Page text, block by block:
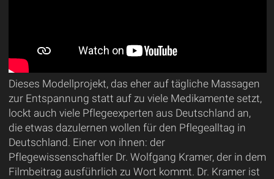
Dieses Modellprojekt, das eher auf tägliche Massagen
zur Entspannung statt auf zu viele Medikamente setzt,
lockt auch viele Pflegeexperten aus Deutschland an,
die etwas dazulernen wollen für den Pflegealltag in
Deutschland. Einer von ihnen: der
Pflegewissenschaftler Dr. Wolfgang Kramer, der in dem
Filmbeitrag ausführlich zu Wort kommt. Dr. Kramer ist